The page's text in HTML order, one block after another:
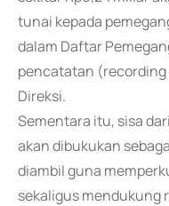
tunai kepada
dalam Daftar
pencatatan (recording
Direksi.
Sementara itu, sisa
akan dibukukan
diambil guna
sekaligus mendukung